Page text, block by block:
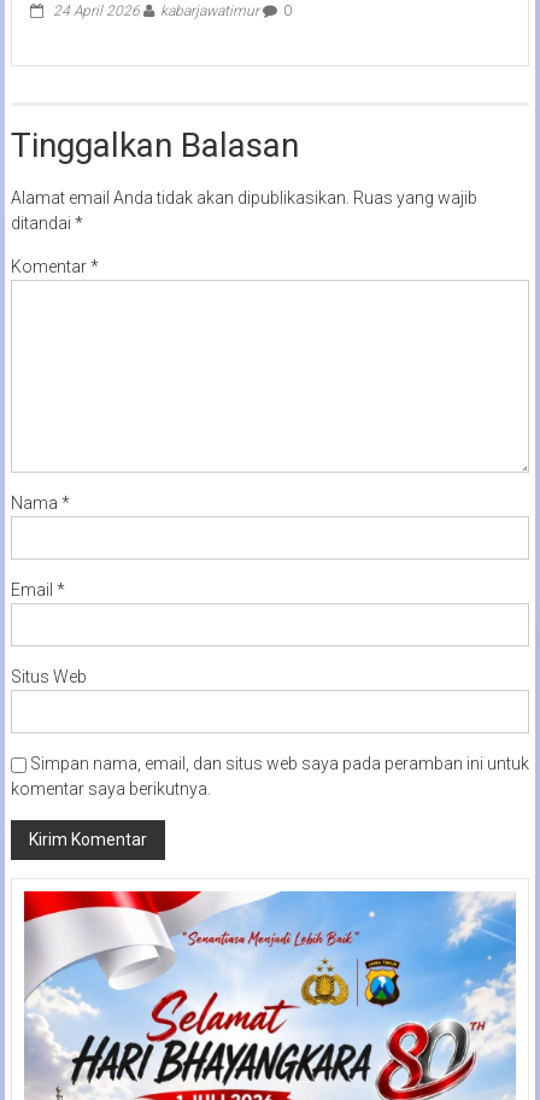
24 April 2026 kabarjawatimur 0
Tinggalkan Balasan
Alamat email Anda tidak akan dipublikasikan. Ruas yang wajib
ditandai *
Komentar*
Nama *
Email *
Situs Web
Simpan nama, email, dan situs web saya pada peramban ini untuk
komentar saya berikutnya.